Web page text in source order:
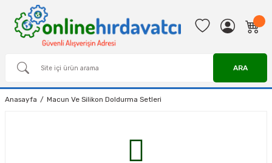
ARA
Anasayfa Macun Ve Silikon Doldurma Setleri